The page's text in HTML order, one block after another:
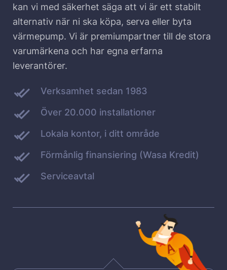
kan vi med säkerhet säga att vi är ett stabilt
alternativ när ni ska köpa, serva eller byta
värmepump. Vi är premiumpartner till de stora
varumärkena och har egna erfarna
leverantörer.
Verksamhet sedan 1983
Över 20.000 installationer
Lokala kontor, i ditt område
Förmånlig finansiering (Wasa Kredit)
Serviceavtal